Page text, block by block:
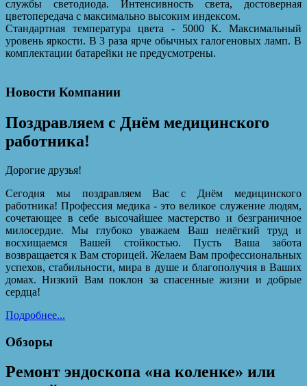
службы светодиода. Интенсивность света, достоверная
цветопередача с максимально высоким индексом.
Стандартная температура цвета - 5000 К. Максимальный
уровень яркости. В 3 раза ярче обычных галогеновых ламп. В
комплектации батарейки не предусмотрены.
Новости Компании
Поздравляем с Днём медицинского
работника!
Дорогие друзья!
Сегодня мы поздравляем Вас с Днём медицинского
работника! Профессия медика - это великое служение людям,
сочетающее в себе высочайшее мастерство и безграничное
милосердие. Мы глубоко уважаем Ваш нелёгкий труд и
восхищаемся Вашей стойкостью. Пусть Ваша забота
возвращается к Вам сторицей. Желаем Вам профессиональных
успехов, стабильности, мира в душе и благополучия в Ваших
домах. Низкий Вам поклон за спасенные жизни и добрые
сердца!
Подробнее...
Обзоры
Ремонт эндоскопа «на коленке» или